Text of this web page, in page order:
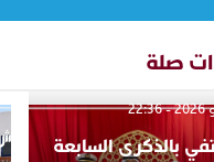
صلة
بالذكرى السابعة